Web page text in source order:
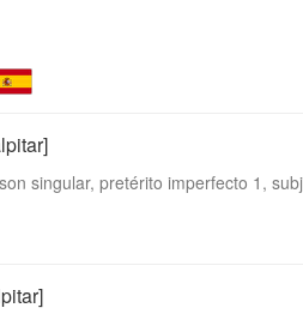
singular, pretérito imperfecto 1,